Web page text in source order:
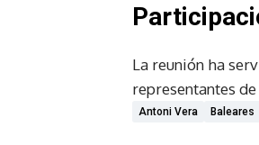
La reunión ha
representantes
Antoni Vera Baleares